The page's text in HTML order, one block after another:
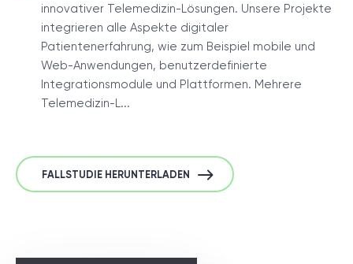
innovativer Telemedizin-Lösungen. Unsere Projekte
integrieren alle Aspekte digitaler
Patientenerfahrung, wie zum Beispiel mobile und
Web-Anwendungen, benutzerdefinierte
Integrationsmodule und Plattformen. Mehrere
Telemedizin-L...
FALLSTUDIE HERUNTERLADEN